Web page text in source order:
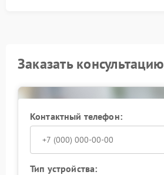
Заказать консультацию
Контактный телефон:
Тип устройства: